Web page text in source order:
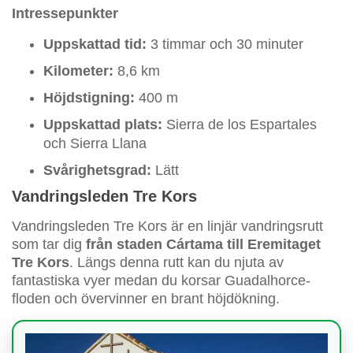
Intressepunkter
Uppskattad tid: 3 timmar och 30 minuter
Kilometer: 8,6 km
Höjdstigning: 400 m
Uppskattad plats: Sierra de los Espartales
och Sierra Llana
Svårighetsgrad: Lätt
Vandringsleden Tre Kors
Vandringsleden Tre Kors är en linjär vandringsrutt
som tar dig från staden Cártama till Eremitaget
Tre Kors. Längs denna rutt kan du njuta av
fantastiska vyer medan du korsar Guadalhorce-
floden och övervinner en brant höjdökning.